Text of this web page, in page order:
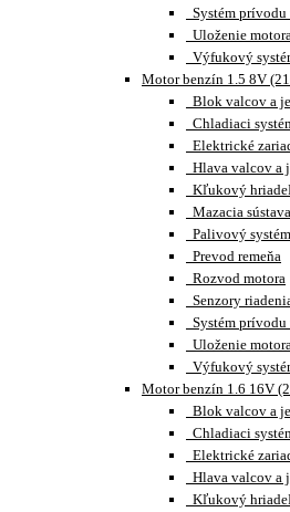
Systém
Uloženie
Výfukový
Motor benzín 1.5 8V
Blok valcov a
Chladiaci
Elektrické
Hlava valcov a
Kľukový
Mazacia
Palivový systém
Prevod remeňa
Rozvod motora
Senzory
Systém
Uloženie
Výfukový
Motor benzín 1.6 16V
Blok valcov a
Chladiaci
Elektrické
Hlava valcov a
Kľukový